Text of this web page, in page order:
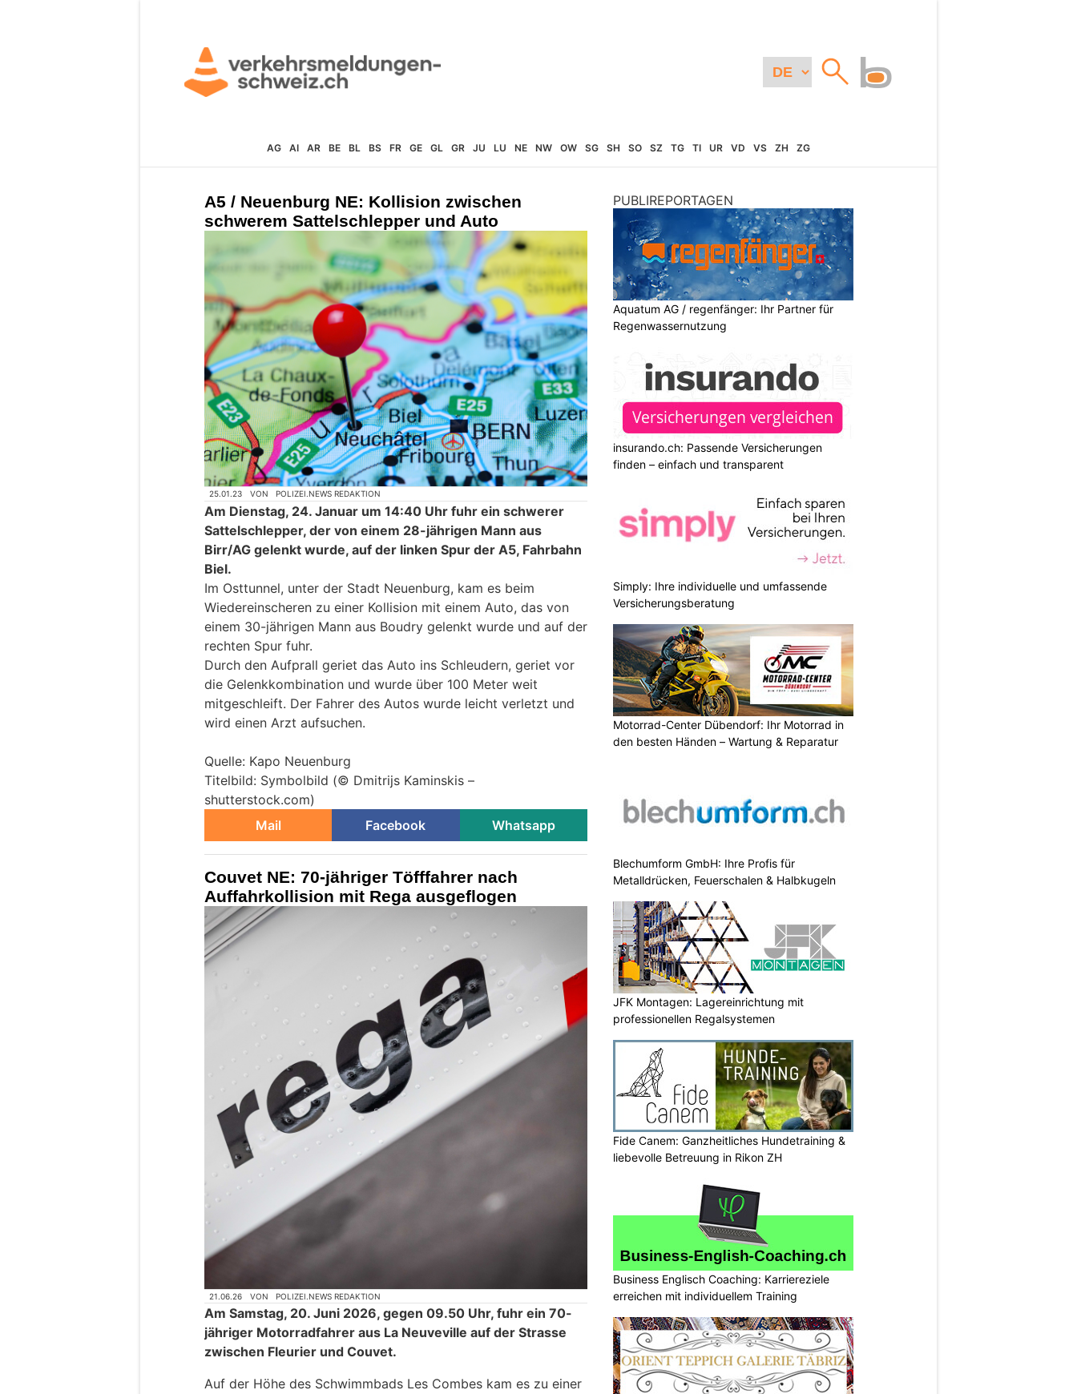
AG AI AR BE BL BS FR GE GL GR JU LU NE NW OW SG SH SO SZ TG TI UR VD VS ZH ZG
A5 / Neuenburg NE: Kollision zwischen
schwerem Sattelschlepper und Auto
25.01.23 VON POLIZEI.NEWS REDAKTION
Am Dienstag, 24. Januar um 14:40 Uhr fuhr ein schwerer
Sattelschlepper, der von einem 28-jährigen Mann aus
Birr/AG gelenkt wurde, auf der linken Spur der A5, Fahrbahn
Biel.
Im Osttunnel, unter der Stadt Neuenburg, kam es beim
Wiedereinscheren zu einer Kollision mit einem Auto, das von
einem 30-jährigen Mann aus Boudry gelenkt wurde und auf der
rechten Spur fuhr.
Durch den Aufprall geriet das Auto ins Schleudern, geriet vor
die Gelenkkombination und wurde über 100 Meter weit
mitgeschleift. Der Fahrer des Autos wurde leicht verletzt und
wird einen Arzt aufsuchen.
Quelle: Kapo Neuenburg
Titelbild: Symbolbild (© Dmitrijs Kaminskis –
shutterstock.com)
Mail
Facebook Whatsapp
Couvet NE: 70-jähriger Töfffahrer nach
Auffahrkollision mit Rega ausgeflogen
21.06.26 VON POLIZEI.NEWS REDAKTION
Am Samstag, 20. Juni 2026, gegen 09.50 Uhr, fuhr ein 70-
jähriger Motorradfahrer aus La Neuveville auf der Strasse
zwischen Fleurier und Couvet.
Auf der Höhe des Schwimmbads Les Combes kam es zu einer
PUBLIREPORTAGEN
Aquatum AG / regenfänger: Ihr Partner für
Regenwassernutzung
insurando.ch: Passende Versicherungen
finden – einfach und transparent
Simply: Ihre individuelle und umfassende
Versicherungsberatung
Motorrad-Center Dübendorf: Ihr Motorrad in
den besten Händen – Wartung & Reparatur
Blechumform GmbH: Ihre Profis für
Metalldrücken, Feuerschalen & Halbkugeln
JFK Montagen: Lagereinrichtung mit
professionellen Regalsystemen
Fide Canem: Ganzheitliches Hundetraining &
liebevolle Betreuung in Rikon ZH
Business Englisch Coaching: Karriereziele
erreichen mit individuellem Training